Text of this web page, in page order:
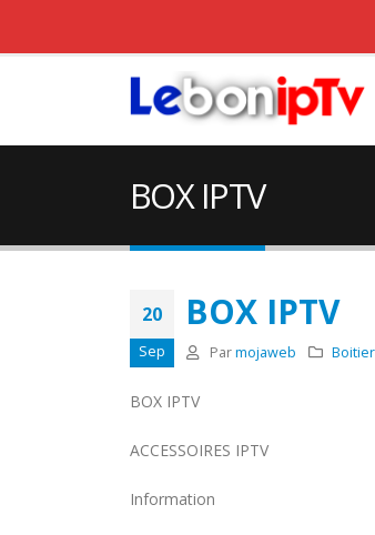
BOX IPTV
20
Sep
BOX IPTV
Par mojaweb
BOX IPTV
ACCESSOIRES IPTV
Information